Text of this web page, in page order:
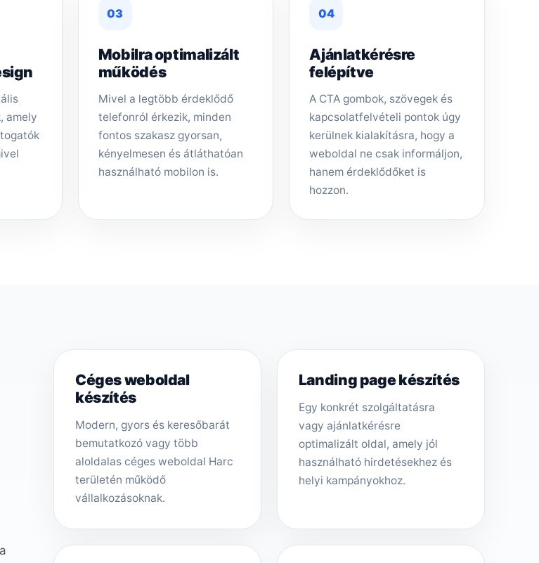
amely
03
Mobilra optimalizált
működés
Mivel a legtöbb érdeklődő
telefonról érkezik, minden
fontos szakasz gyorsan,
kényelmesen és átláthatóan
használható mobilon is.
04
Ajánlatkérésre
felépítve
A CTA gombok, szövegek és
kapcsolatfelvételi pontok úgy
kerülnek kialakításra, hogy a
weboldal ne csak informáljon,
hanem érdeklődőket is
hozzon.
Céges weboldal
készítés
Modern, gyors és keresőbarát
bemutatkozó vagy több
aloldalas céges weboldal Harc
területén működő
vállalkozásoknak.
Landing page készítés
Egy konkrét szolgáltatásra
vagy ajánlatkérésre
optimalizált oldal, amely jól
használható hirdetésekhez és
helyi kampányokhoz.